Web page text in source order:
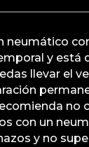
neumático
y está
llevar el
no
con un
y no